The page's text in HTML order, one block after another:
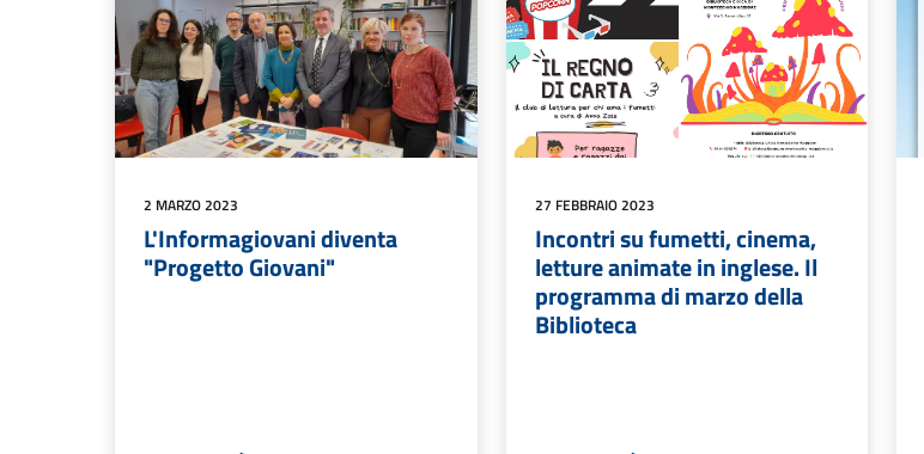
2 MARZO 2023
L'Informagiovani diventa
"Progetto Giovani"
27 FEBBRAIO 2023
Incontri su fumetti, cinema,
letture animate in inglese. Il
programma di marzo della
Biblioteca